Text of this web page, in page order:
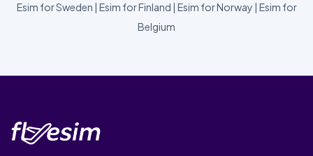
Esim for Sweden | Esim for Finland | Esim for Norway | Esim for
Belgium